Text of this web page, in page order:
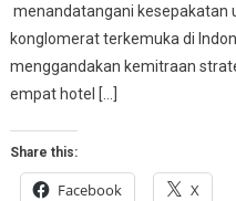
menandatangani kesepakatan
konglomerat terkemuka di
menggandakan kemitraan
empat hotel […]
Share this:
Facebook X